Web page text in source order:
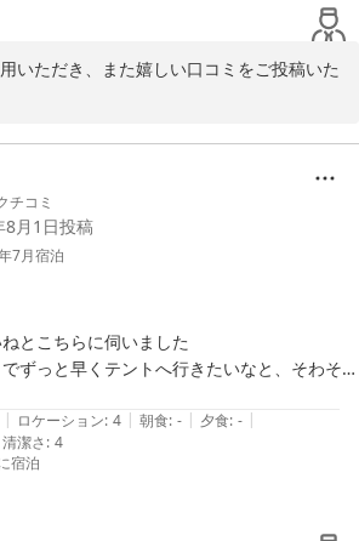
越しいただき、異なる景色や魅力もお楽し
利用とご投稿に心より感謝申し上げます。
ＳＨＩＭＡ ７５３
いただき、また嬉しい口コミをご投稿いた
います。
間で、周囲を気にすることなくゆったりと
こと、スタッフ一同大変嬉しく拝見いたし
つきましてもご満足いただけたとのこと、
好みに合わせて調理器具をお選びいただき
お楽しみいただけたご様子に安心いたしま
めのお言葉をいただき、誠にありがとうご
りを気持ちよく迎えていただけておりまし
な時間をお過ごしいただけるよう、施設環
めてまいります。
チコミ
月1日投稿
7月宿泊
とこちらに伺いました
ずっと早くテントへ行きたいなと、そわそわ
お風呂トイレも綺麗で、気持ちよく過ごせま
り、バーベキューをしたり、お部屋でのんび
| ロケーション: 4 | 朝食: - | 夕食: - |
清潔さ: 4
宿泊